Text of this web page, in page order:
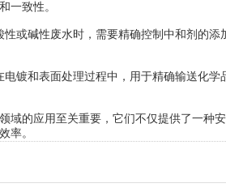
一致性。
碱性废水时，需要精确控制中和剂的添
和表面处理过程中，用于精确输送化学
的应用至关重要，它们不仅提供了一种
率。